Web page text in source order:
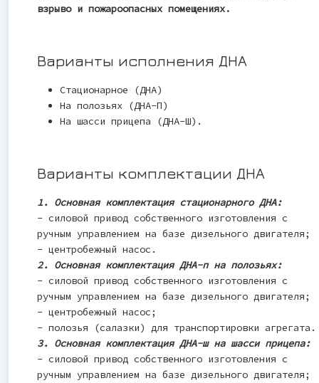
взрыво и пожароопасных помещениях.
Варианты исполнения ДНА
Стационарное (ДНА)
На полозьях (ДНА-П)
На шасси прицепа (ДНА-Ш).
Варианты комплектации ДНА
1. Основная комплектация стационарного ДНА:
- силовой привод собственного изготовления с
ручным управлением на базе дизельного двигателя;
- центробежный насос.
2. Основная комплектация ДНА-п на полозьях:
- силовой привод собственного изготовления с
ручным управлением на базе дизельного двигателя;
- центробежный насос;
- полозья (салазки) для транспортировки агрегата.
3. Основная комплектация ДНА-ш на шасси прицепа:
- силовой привод собственного изготовления с
ручным управлением на базе дизельного двигателя;